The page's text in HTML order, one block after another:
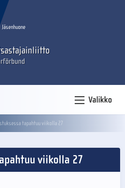
Jäsenhuone
Valikko
tapahtuu viikolla 27
viikolla 27